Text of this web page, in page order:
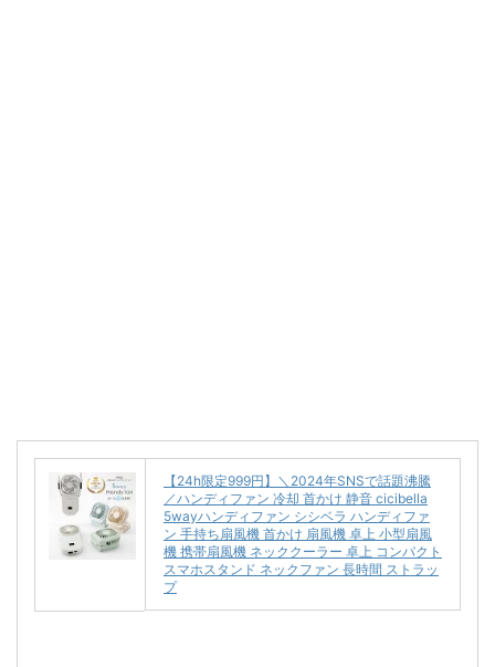
【24h限定999円】＼2024年SNSで話題沸騰
／ハンディファン 冷却 首かけ 静音 cicibella
5wayハンディファン シシベラ ハンディファ
ン 手持ち扇風機 首かけ 扇風機 卓上 小型扇風
機 携帯扇風機 ネッククーラー 卓上 コンパクト
スマホスタンド ネックファン 長時間 ストラッ
プ